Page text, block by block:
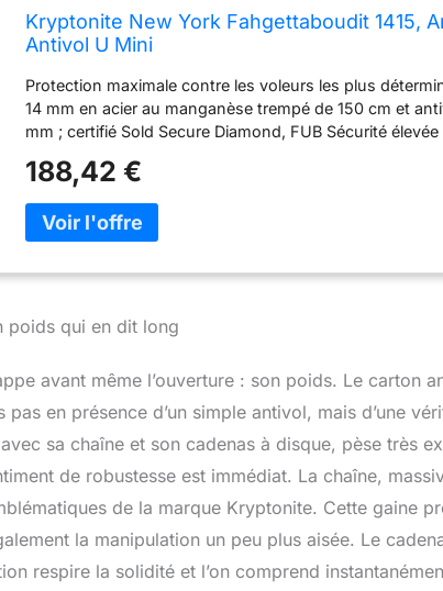
Kryptonite New York Fahgettaboudit 1415,
Antivol U Mini
Protection maximale contre les voleurs les plus
14 mm en acier au manganèse trempé de 150 cm et
mm ; certifié Sold Secure Diamond, FUB Sécurité
perçage, idéal pour zones urbaines et à risque Livré
avec le Key Safe Program vous obtenez un double en
envoi gratuit hors frais d’expédition Manchon en nylon
cadre des rayures ; cache-poussière protège le
cm, solution robuste et polyvalente
188,42 €
poids qui en dit long
avant même l’ouverture : son poids. Le carton
en présence d’un simple antivol, mais d’une
sa chaîne et son cadenas à disque, pèse très
de robustesse est immédiat. La chaîne,
de la marque Kryptonite. Cette gaine
la manipulation un peu plus aisée. Le
respire la solidité et l’on comprend